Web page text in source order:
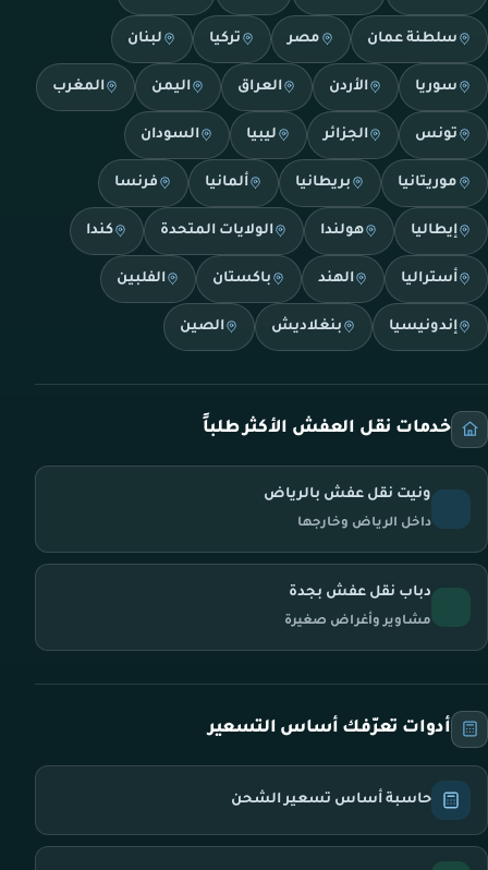
سلطنة عمان مصر تركيا لبنان
سوريا الأردن العراق اليمن المغرب
تونس الجزائر ليبيا السودان
موريتانيا بريطانيا ألمانيا فرنسا
إيطاليا هولندا الولايات المتحدة كندا
أستراليا الهند باكستان الفلبين
إندونيسيا بنغلاديش الصين
خدمات نقل العفش الأكثر طلباً
ونيت نقل عفش بالرياض
داخل الرياض وخارجها
دباب نقل عفش بجدة
مشاوير وأغراض صغيرة
أدوات تعرّفك أساس التسعير
حاسبة أساس تسعير الشحن